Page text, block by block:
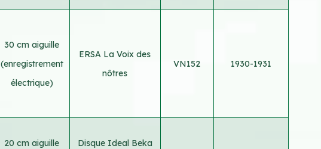
30 cm aiguille
(enregistrement
électrique)
ERSA La Voix des
nôtres
VN152 1930-1931
20 cm aiguille
Disque Ideal Beka